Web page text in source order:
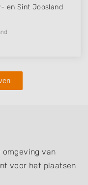
en Sint Joosland
omgeving van
voor het plaatsen